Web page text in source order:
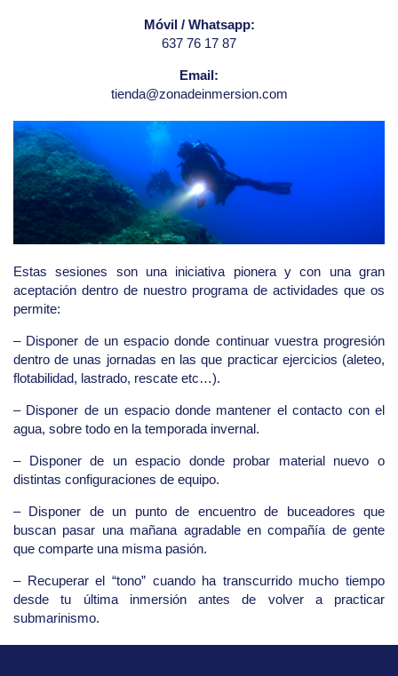
Móvil / Whatsapp:
637 76 17 87
Email:
tienda@zonadeinmersion.com
Estas sesiones son una iniciativa pionera y con una gran
aceptación dentro de nuestro programa de actividades que os
permite:
– Disponer de un espacio donde continuar vuestra progresión
dentro de unas jornadas en las que practicar ejercicios (aleteo,
flotabilidad, lastrado, rescate etc…).
– Disponer de un espacio donde mantener el contacto con el
agua, sobre todo en la temporada invernal.
– Disponer de un espacio donde probar material nuevo o
distintas configuraciones de equipo.
– Disponer de un punto de encuentro de buceadores que
buscan pasar una mañana agradable en compañía de gente
que comparte una misma pasión.
– Recuperar el “tono” cuando ha transcurrido mucho tiempo
desde tu última inmersión antes de volver a practicar
submarinismo.